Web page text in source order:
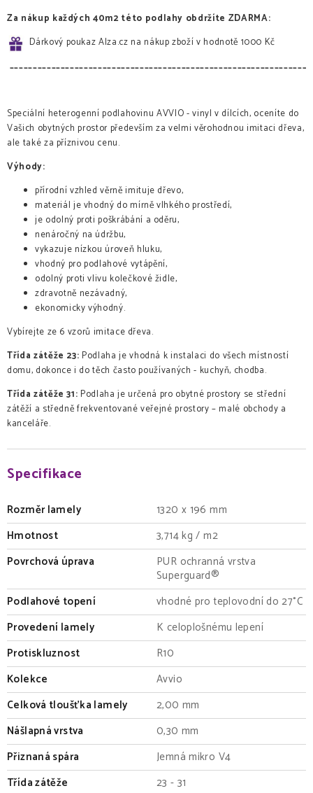
Za nákup každých 40m2 této podlahy obdržíte ZDARMA:
Dárkový poukaz Alza.cz na nákup zboží v hodnotě 1000 Kč
Speciální heterogenní podlahovinu AVVIO - vinyl v dílcích, oceníte do
Vašich obytných prostor především za velmi věrohodnou imitaci dřeva,
ale také za příznivou cenu.
Výhody:
přírodní vzhled věrně imituje dřevo,
materiál je vhodný do mírně vlhkého prostředí,
je odolný proti poškrábání a oděru,
nenáročný na údržbu,
vykazuje nízkou úroveň hluku,
vhodný pro podlahové vytápění,
odolný proti vlivu kolečkové židle,
zdravotně nezávadný,
ekonomicky výhodný.
Vybírejte ze 6 vzorů imitace dřeva.
Třída zátěže 23: Podlaha je vhodná k instalaci do všech místností
domu, dokonce i do těch často používaných - kuchyň, chodba.
Třída zátěže 31: Podlaha je určená pro obytné prostory se střední
zátěží a středně frekventované veřejné prostory – malé obchody a
kanceláře.
Specifikace
Rozměr lamely
1320 x 196 mm
Hmotnost
3,714 kg / m2
Povrchová úprava
PUR ochranná vrstva
Superguard®
Podlahové topení
vhodné pro teplovodní do 27°C
Provedení lamely
K celoplošnému lepení
Protiskluznost
R10
Kolekce
Avvio
Celková tloušťka lamely
2,00 mm
Nášlapná vrstva
0,30 mm
Přiznaná spára
Jemná mikro V4
Třída zátěže
23 - 31